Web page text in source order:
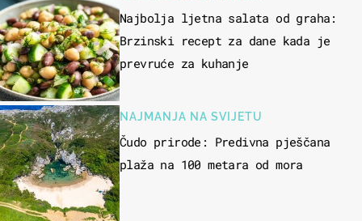
Najbolja ljetna salata od graha:
Brzinski recept za dane kada je
prevruće za kuhanje
NAJMANJA NA SVIJETU
Čudo prirode: Predivna pješčana
plaža na 100 metara od mora